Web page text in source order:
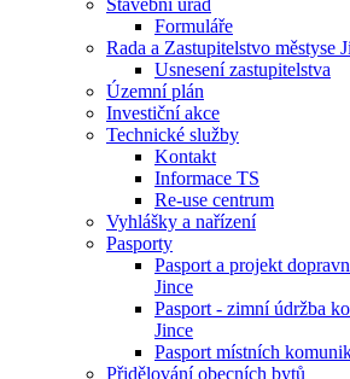
Stavební úřad
Formuláře
Rada a Zastupitelstvo městyse
Usnesení zastupitelstva
Územní plán
Investiční akce
Technické služby
Kontakt
Informace TS
Re-use centrum
Vyhlášky a nařízení
Pasporty
Pasport a projekt
Jince
Pasport - zimní údržba
Jince
Pasport místních
Přidělování obecních bytů